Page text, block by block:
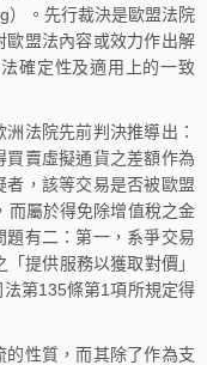
）。先行裁決是歐盟法院
盟法內容或效力作出解
確定性及適用上的一致
法院先前判決推導出：
賣虛擬通貨之差額作為
，該等交易是否被歐盟
而屬於得免除增值稅之金
有二：第一，系爭交易
提供服務以獲取對價」
第135條第1項所規定得
性質，而其除了作為支